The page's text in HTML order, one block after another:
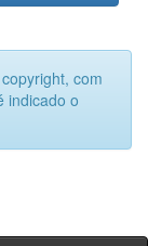
com
indicado o